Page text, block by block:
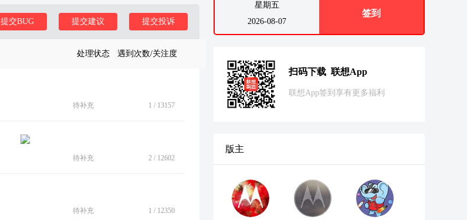
提交投诉
提交建议
提交BUG
处理状态 遇到次数/关注度
待补充 1 / 13157
待补充 2 / 12602
待补充 1 / 12350
星期五
2026-08-07
签到
扫码下载 联想App
联想App签到享有更多福利
版主